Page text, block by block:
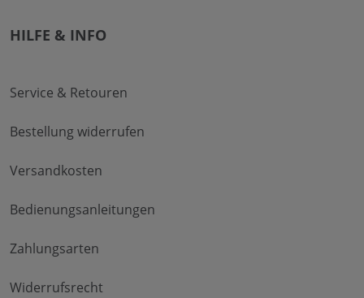
HILFE & INFO
Service & Retouren
Bestellung widerrufen
Versandkosten
Bedienungsanleitungen
Zahlungsarten
Widerrufsrecht